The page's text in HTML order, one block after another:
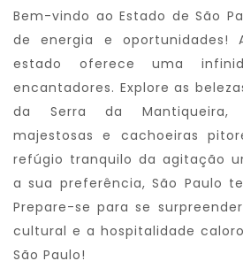
Bem-vindo ao Estado de São
de energia e oportunidades!
estado oferece uma
encantadores. Explore as
da Serra da Mantiqueira,
majestosas e cachoeiras
refúgio tranquilo da agitação
a sua preferência, São Paulo
Prepare-se para se
cultural e a hospitalidade
São Paulo!